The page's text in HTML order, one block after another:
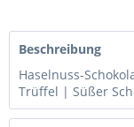
Beschreibung
Haselnuss-
Trüffel | Süßer